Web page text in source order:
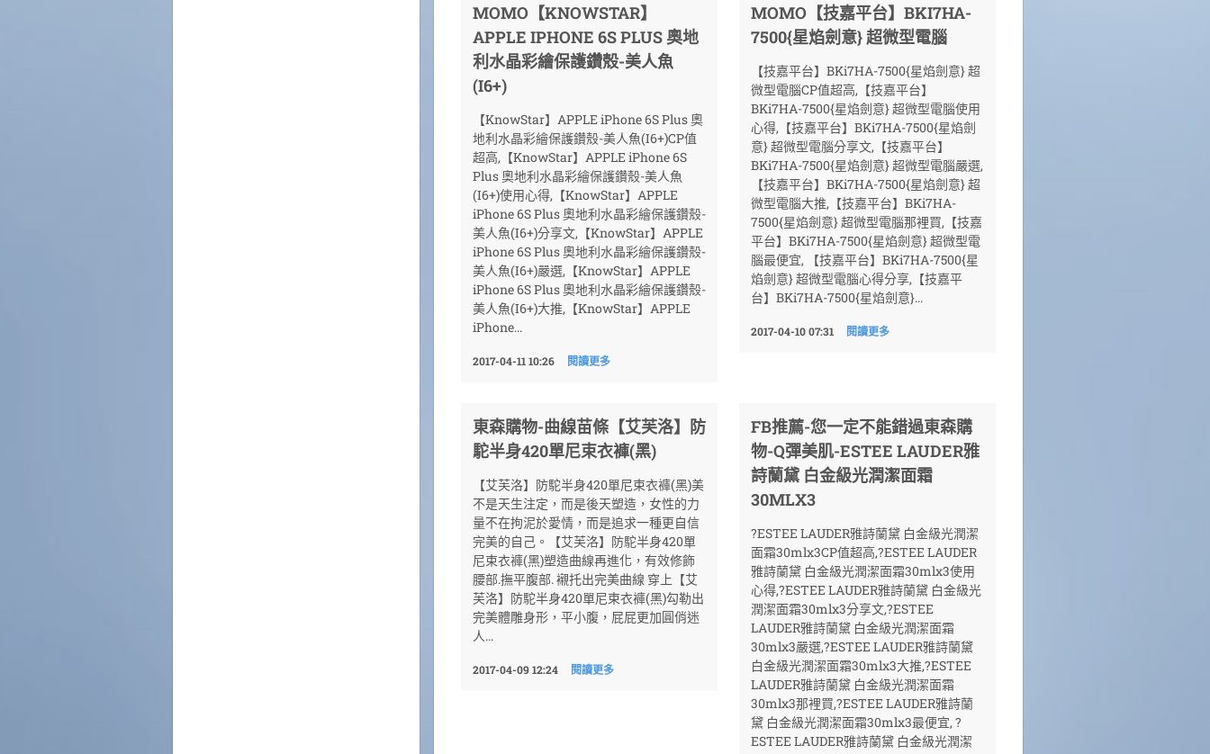
MOMO【KNOWSTAR】
APPLE IPHONE 6S PLUS 奧地
利水晶彩繪保護鑽殼-美人魚
(I6+)
【KnowStar】APPLE iPhone 6S Plus 奧
地利水晶彩繪保護鑽殼-美人魚(I6+)CP值
超高,【KnowStar】APPLE iPhone 6S
Plus 奧地利水晶彩繪保護鑽殼-美人魚
(I6+)使用心得,【KnowStar】APPLE
iPhone 6S Plus 奧地利水晶彩繪保護鑽殼-
美人魚(I6+)分享文,【KnowStar】APPLE
iPhone 6S Plus 奧地利水晶彩繪保護鑽殼-
美人魚(I6+)嚴選,【KnowStar】APPLE
iPhone 6S Plus 奧地利水晶彩繪保護鑽殼-
美人魚(I6+)大推,【KnowStar】APPLE
iPhone...
2017-04-11 10:26 閱讀更多
MOMO【技嘉平台】BKI7HA-
7500{星焰劍意} 超微型電腦
【技嘉平台】BKi7HA-7500{星焰劍意} 超
微型電腦CP值超高,【技嘉平台】
BKi7HA-7500{星焰劍意} 超微型電腦使用
心得,【技嘉平台】BKi7HA-7500{星焰劍
意} 超微型電腦分享文,【技嘉平台】
BKi7HA-7500{星焰劍意} 超微型電腦嚴選,
【技嘉平台】BKi7HA-7500{星焰劍意} 超
微型電腦大推,【技嘉平台】BKi7HA-
7500{星焰劍意} 超微型電腦那裡買,【技嘉
平台】BKi7HA-7500{星焰劍意} 超微型電
腦最便宜, 【技嘉平台】BKi7HA-7500{星
焰劍意} 超微型電腦心得分享,【技嘉平
台】BKi7HA-7500{星焰劍意}...
2017-04-10 07:31 閱讀更多
東森購物-曲線苗條【艾芙洛】防
駝半身420單尼束衣褲(黑)
【艾芙洛】防駝半身420單尼束衣褲(黑)美
不是天生注定，而是後天塑造，女性的力
量不在拘泥於愛情，而是追求一種更自信
完美的自己。【艾芙洛】防駝半身420單
尼束衣褲(黑)塑造曲線再進化，有效修飾
腰部.撫平腹部. 襯托出完美曲線 穿上【艾
芙洛】防駝半身420單尼束衣褲(黑)勾勒出
完美體雕身形，平小腹，屁屁更加圓俏迷
人...
2017-04-09 12:24 閱讀更多
FB推薦-您一定不能錯過東森購
物-Q彈美肌-ESTEE LAUDER雅
詩蘭黛 白金級光潤潔面霜
30MLX3
?ESTEE LAUDER雅詩蘭黛 白金級光潤潔
面霜30mlx3CP值超高,?ESTEE LAUDER
雅詩蘭黛 白金級光潤潔面霜30mlx3使用
心得,?ESTEE LAUDER雅詩蘭黛 白金級光
潤潔面霜30mlx3分享文,?ESTEE
LAUDER雅詩蘭黛 白金級光潤潔面霜
30mlx3嚴選,?ESTEE LAUDER雅詩蘭黛
白金級光潤潔面霜30mlx3大推,?ESTEE
LAUDER雅詩蘭黛 白金級光潤潔面霜
30mlx3那裡買,?ESTEE LAUDER雅詩蘭
黛 白金級光潤潔面霜30mlx3最便宜, ?
ESTEE LAUDER雅詩蘭黛 白金級光潤潔